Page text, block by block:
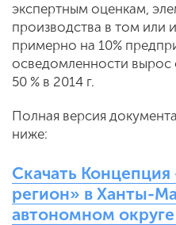
экспертным оценкам,
производства в том или
примерно на 10%
осведомленности вырос
50 % в 2014 г.
Полная версия
ниже:
Скачать
регион» в Ханты-
автономном